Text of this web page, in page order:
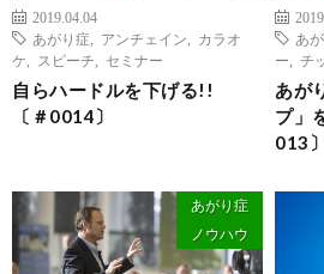
2019.04.04
あがり症
アンチェイン
カラオ
ケ
スピーチ セミナー
自らハードルを下げる!!
〔＃0014〕
あ
ー
チ
あが
プ
013〕
あがり症
ノウハウ